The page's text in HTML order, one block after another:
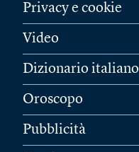
Privacy e cookie
Video
Dizionario italiano
Oroscopo
Pubblicità